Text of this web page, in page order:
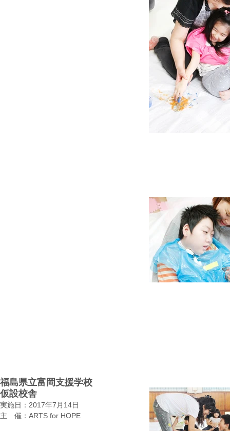
福島県立富岡支援学校
​仮設校舎
実施日：2017年7月14日
主 催：ARTS for HOPE